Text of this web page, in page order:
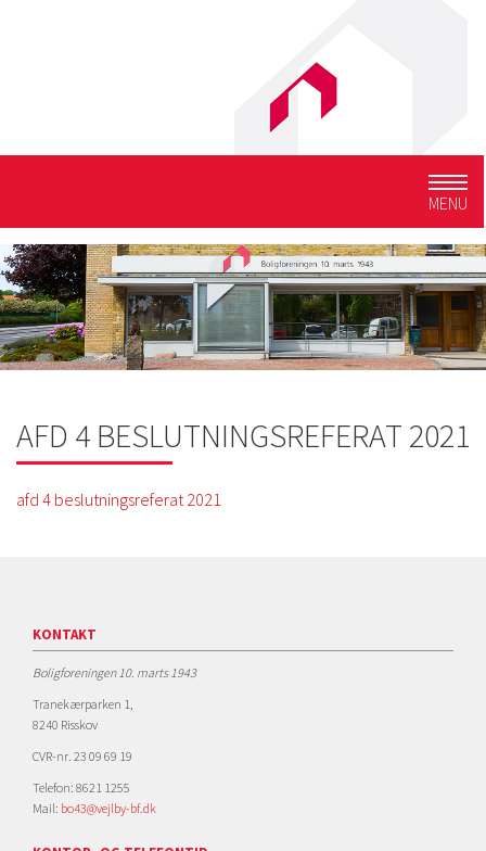
MENU
AFD 4 BESLUTNINGSREFERAT 2021
afd 4 beslutningsreferat 2021
KONTAKT
Boligforeningen 10. marts 1943
Tranekærparken 1,
8240 Risskov
CVR-nr. 23 09 69 19
Telefon: 8621 1255
Mail: bo43@vejlby-bf.dk